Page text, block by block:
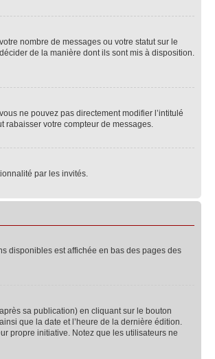
nombre de messages ou votre statut sur le
de la manière dont ils sont mis à disposition.
ne pouvez pas directement modifier l’intitulé
rabaisser votre compteur de messages.
par les invités.
disponibles est affichée en bas des pages des
sa publication) en cliquant sur le bouton
que la date et l’heure de la dernière édition.
propre initiative. Notez que les utilisateurs ne